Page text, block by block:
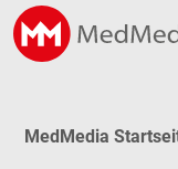
MedMedia